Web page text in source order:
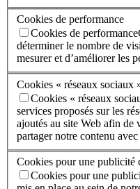
Cookies de performance
Cookies de performance
déterminer le nombre de
mesurer et d’améliorer les
Cookies « réseaux sociaux
Cookies « réseaux
services proposés sur les
ajoutés au site Web afin de
partager notre contenu
Cookies pour une publicité
Cookies pour une